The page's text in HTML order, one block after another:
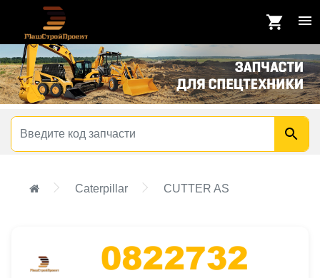
Caterpillar CUTTER AS